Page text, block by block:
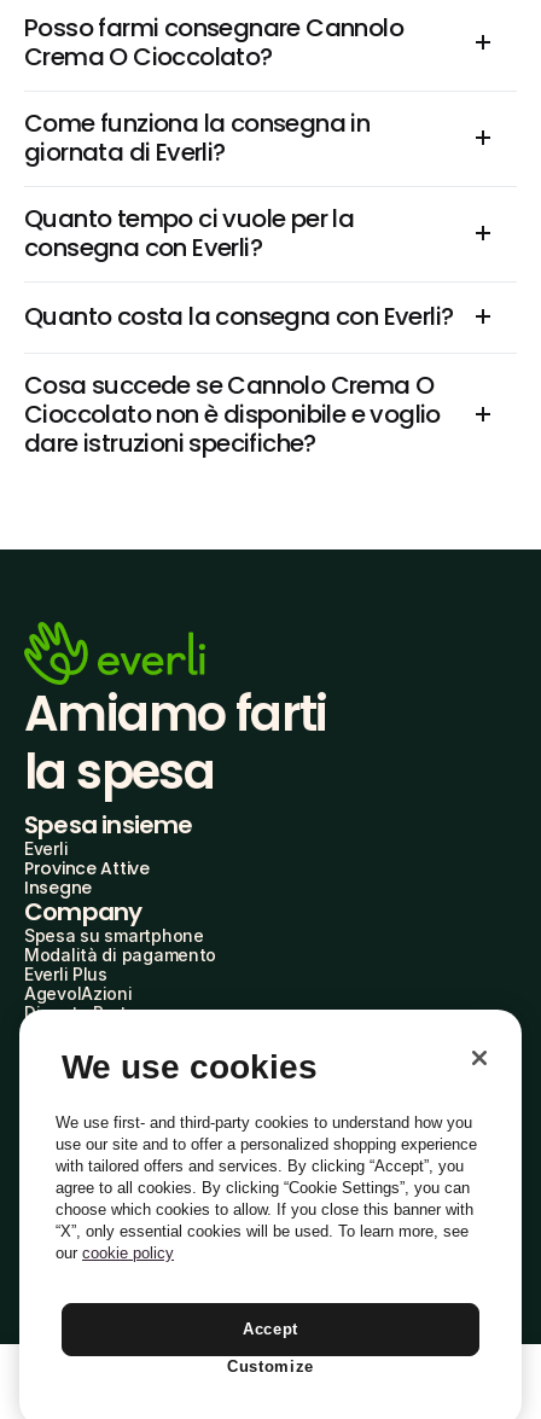
Posso farmi consegnare Cannolo
Crema O Cioccolato?
Come funziona la consegna in
giornata di Everli?
Quanto tempo ci vuole per la
consegna con Everli?
Quanto costa la consegna con Everli?
Cosa succede se Cannolo Crema O
Cioccolato non è disponibile e voglio
dare istruzioni specifiche?
Amiamo farti
la spesa
Spesa insieme
Everli
Province Attive
Insegne
Company
Spesa su smartphone
Modalità di pagamento
Everli Plus
AgevolAzioni
Diventa Partner
Everli Shoppers
About Us
Everli News
Domande frequenti
Lavora con noi
Diventa Shopper
Investitori
PrivacyCookiePreferenze Cookie
Termini e CondizioniCodice Etico
Indirizzo PEC: everli@pec.it - indirizzo DPO: dpo@everli.com
Italiano
We use cookies
We use first- and third-party cookies to understand how you
use our site and to offer a personalized shopping experience
with tailored offers and services. By clicking “Accept”, you
agree to all cookies. By clicking “Cookie Settings”, you can
choose which cookies to allow. If you close this banner with
“X”, only essential cookies will be used. To learn more, see
our cookie policy
Accept
Customize